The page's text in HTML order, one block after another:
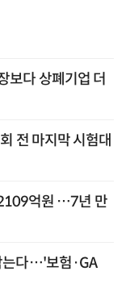
보다 상폐기업 더
전 마지막 시험대
억원 …7년 만
는다…'보험·GA